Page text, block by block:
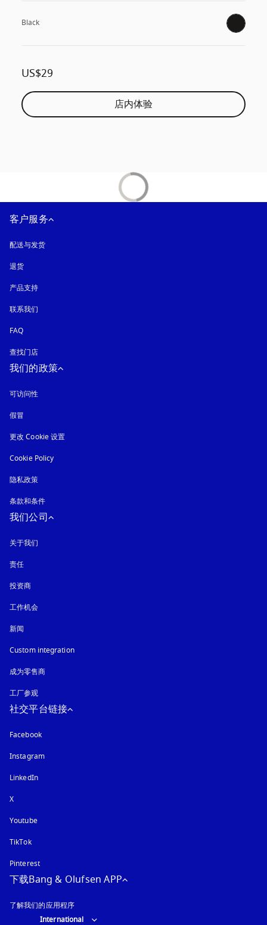
Black
US$29
店内体验
客户服务
配送与发货
退货
产品支持
联系我们
FAQ
查找门店
我们的政策
可访问性
假冒
更改 Cookie 设置
Cookie Policy
隐私政策
条款和条件
我们公司
关于我们
责任
投资商
工作机会
新闻
Custom integration
成为零售商
工厂参观
社交平台链接
Facebook
Instagram在新选项卡中打开
LinkedIn
X
Youtube在新选项卡中打开
TikTok
Pinterest
下载Bang & Olufsen APP
了解我们的应用程序
Select country and language
International